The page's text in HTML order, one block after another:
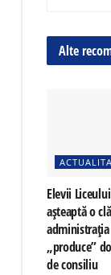
Alte
Elevii
așteaptă o
„produce”
de consiliu